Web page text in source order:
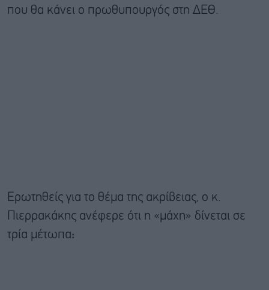
που θα κάνει ο πρωθυπουργός στη ΔΕΘ.
Ερωτηθείς για το θέμα της ακρίβειας, ο κ.
Πιερρακάκης ανέφερε ότι η «μάχη» δίνεται σε
τρία μέτωπα: